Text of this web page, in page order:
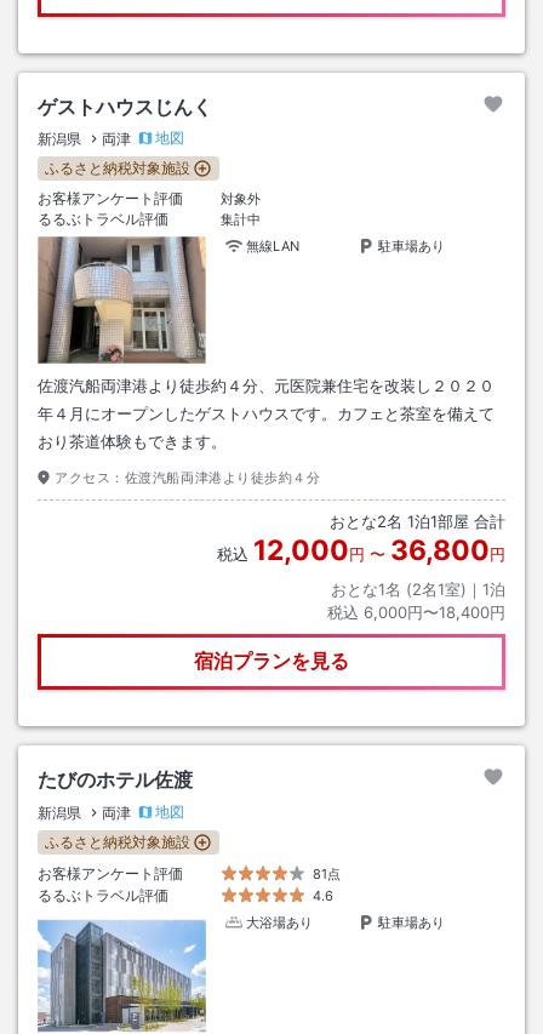
ゲストハウスじんく
新潟県 両津
地図
ふるさと納税対象施設
お客様アンケート評価
対象外
るるぶトラベル評価
集計中
無線LAN
駐車場あり
佐渡汽船両津港より徒歩約４分、元医院兼住宅を改装し２０２０
年４月にオープンしたゲストハウスです。カフェと茶室を備えて
おり茶道体験もできます。
アクセス： 佐渡汽船両津港より徒歩約４分
おとな2名 1泊1部屋 合計
税込 12,000円 〜 36,800円
おとな1名 (2名1室)｜ 1泊
税込 6,000円〜18,400円
宿泊プランを見る
たびのホテル佐渡
新潟県 両津
地図
ふるさと納税対象施設
お客様アンケート評価
81点
るるぶトラベル評価
4.6
大浴場あり
駐車場あり